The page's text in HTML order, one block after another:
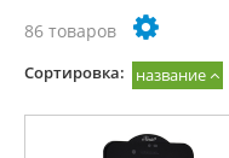
86 товаров
Cортировка: название